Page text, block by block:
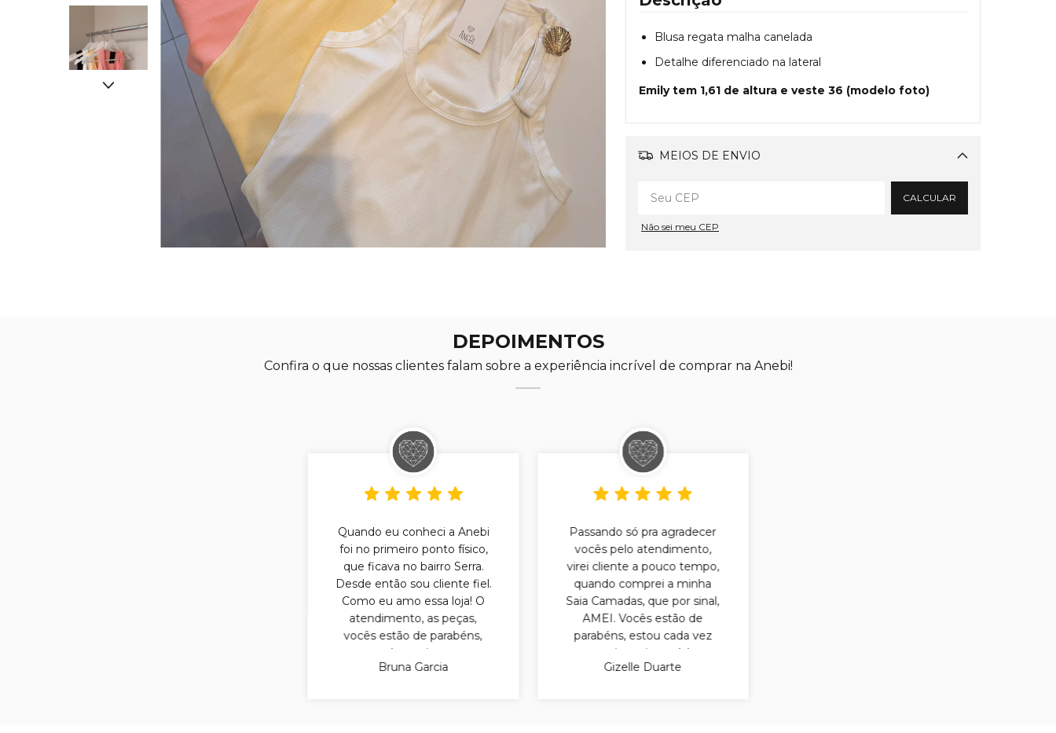
Blusa regata malha canelada
Detalhe diferenciado na lateral
Emily tem 1,61 de altura e veste 36 (modelo foto)
MEIOS DE ENVIO
Alterar CEP
CALCULAR
Não sei meu CEP
DEPOIMENTOS
Confira o que nossas clientes falam sobre a experiência incrível de comprar na Anebi!
Quando eu conheci a Anebi
foi no primeiro ponto físico,
que ficava no bairro Serra.
Desde então sou cliente fiel.
Como eu amo essa loja! O
atendimento, as peças,
vocês estão de parabéns,
que venha muitas novas
conquistas pra vocês! E
Bruna Garcia
Passando só pra agradecer
vocês pelo atendimento,
virei cliente a pouco tempo,
quando comprei a minha
Saia Camadas, que por sinal,
AMEI. Vocês estão de
parabéns, estou cada vez
mais apaixonada!
Gizelle Duarte